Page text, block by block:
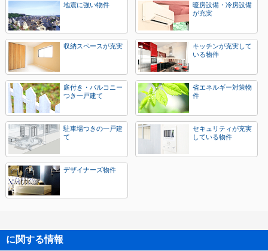
地震に強い物件
暖房設備・冷房設備
が充実
収納スペースが充実
キッチンが充実して
いる物件
庭付き・バルコニー
つき一戸建て
省エネルギー対策物
件
駐車場つきの一戸建
て
セキュリティが充実
している物件
デザイナーズ物件
に関する情報